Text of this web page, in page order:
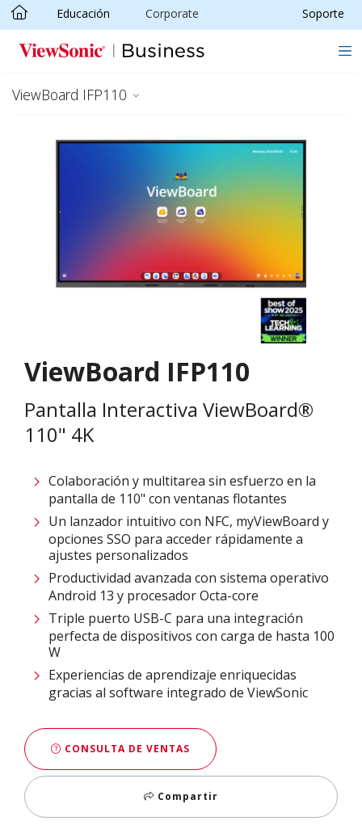
Skip to main content
Educación Corporate Soporte
ViewBoard IFP110
ViewBoard IFP110
Pantalla Interactiva ViewBoard®
110" 4K
Colaboración y multitarea sin esfuerzo en la
pantalla de 110" con ventanas flotantes​
Un lanzador intuitivo con NFC, myViewBoard y
opciones SSO para acceder rápidamente a
ajustes personalizados
Productividad avanzada con sistema operativo
Android 13 y procesador Octa-core
Triple puerto USB-C para una integración
perfecta de dispositivos con carga de hasta 100
W
Experiencias de aprendizaje enriquecidas
gracias al software integrado de ViewSonic
CONSULTA DE VENTAS
Compartir